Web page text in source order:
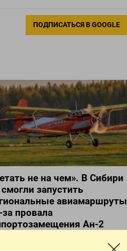
ПОДПИСАТЬСЯ В GOOGLE
не на чем». В Сибири
запустить
авиамаршруты
за провала
Ан-2